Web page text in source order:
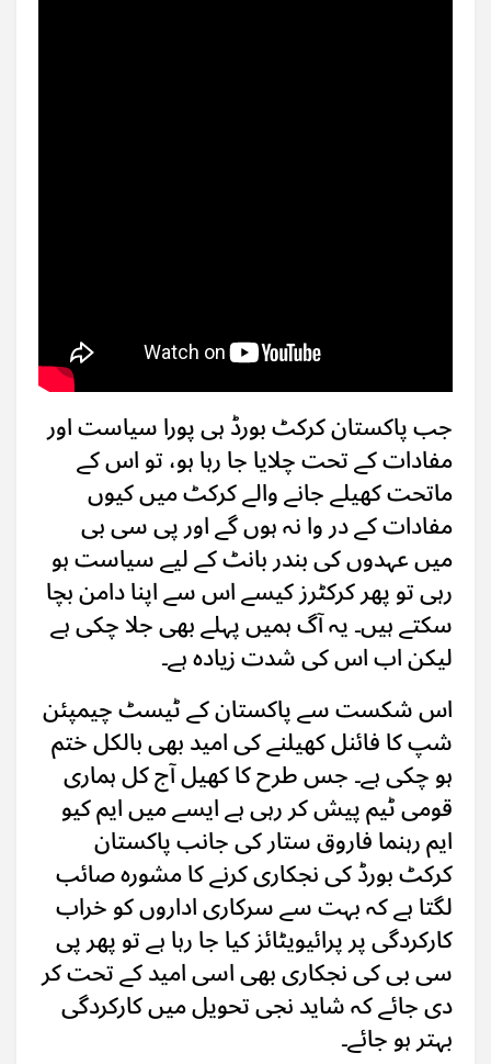
جب پاکستان کرکٹ بورڈ ہی پورا سیاست اور
مفادات کے تحت چلایا جا رہا ہو، تو اس کے
ماتحت کھیلے جانے والے کرکٹ میں کیوں
مفادات کے در وا نہ ہوں گے اور پی سی بی
میں عہدوں کی بندر بانٹ کے لیے سیاست ہو
رہی تو پھر کرکٹرز کیسے اس سے اپنا دامن بچا
سکتے ہیں۔ یہ آگ ہمیں پہلے بھی جلا چکی ہے
لیکن اب اس کی شدت زیادہ ہے۔
اس شکست سے پاکستان کے ٹیسٹ چیمپئن
شپ کا فائنل کھیلنے کی امید بھی بالکل ختم
ہو چکی ہے۔ جس طرح کا کھیل آج کل ہماری
قومی ٹیم پیش کر رہی ہے ایسے میں ایم کیو
ایم رہنما فاروق ستار کی جانب پاکستان
کرکٹ بورڈ کی نجکاری کرنے کا مشورہ صائب
لگتا ہے کہ بہت سے سرکاری اداروں کو خراب
کارکردگی پر پرائیویٹائز کیا جا رہا ہے تو پھر پی
سی بی کی نجکاری بھی اسی امید کے تحت کر
دی جائے کہ شاید نجی تحویل میں کارکردگی
بہتر ہو جائے۔